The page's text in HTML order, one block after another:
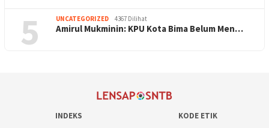
5 UNCATEGORIZED 4367 Dilihat
Amirul Mukminin: KPU Kota Bima Belum Men…
INDEKS
KODE ETIK